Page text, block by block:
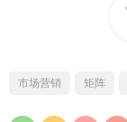
市场营销 矩阵